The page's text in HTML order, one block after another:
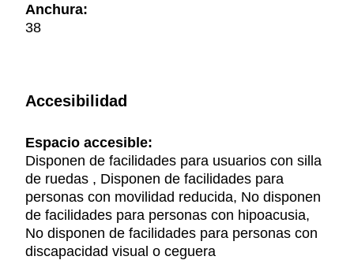
Anchura:
38
Accesibilidad
Espacio accesible:
Disponen de facilidades para usuarios con silla
de ruedas , Disponen de facilidades para
personas con movilidad reducida, No disponen
de facilidades para personas con hipoacusia,
No disponen de facilidades para personas con
discapacidad visual o ceguera